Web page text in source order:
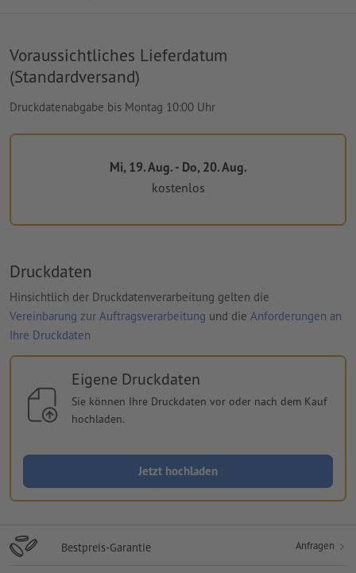
Voraussichtliches Lieferdatum
(Standardversand)
Druckdatenabgabe bis Montag 10:00 Uhr
Mi, 19. Aug. - Do, 20. Aug.
kostenlos
Druckdaten
Hinsichtlich der Druckdatenverarbeitung gelten die
Vereinbarung zur Auftragsverarbeitung und die Anforderungen an
Ihre Druckdaten
Eigene Druckdaten
Sie können Ihre Druckdaten vor oder nach dem Kauf
hochladen.
Jetzt hochladen
Bestpreis-Garantie Anfragen